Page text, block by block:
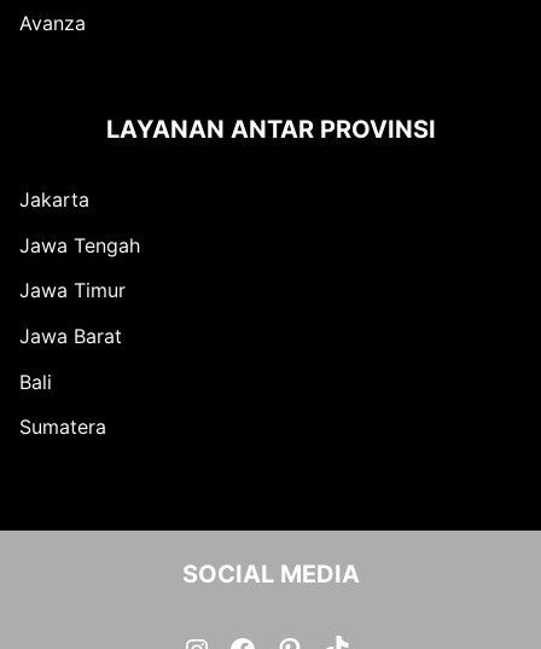
Avanza
LAYANAN ANTAR PROVINSI
Jakarta
Jawa Tengah
Jawa Timur
Jawa Barat
Bali
Sumatera
SOCIAL MEDIA